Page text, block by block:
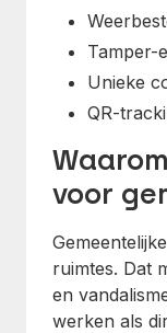
Tamper-
Unieke
QR-
voor
ruimtes. Dat
en
werken als